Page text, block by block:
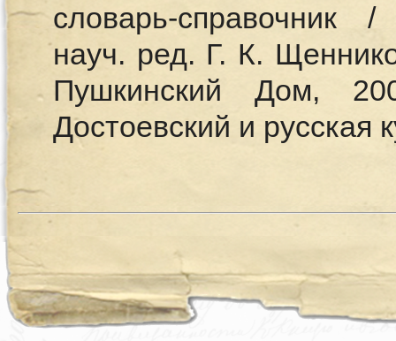
словарь-
науч. ред. Г. К.
Пушкинский Дом,
Достоевский и русская